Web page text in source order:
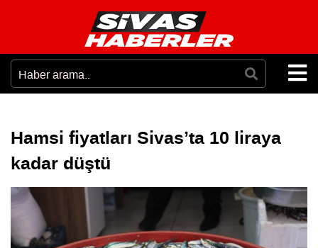
Hamsi fiyatları Sivas’ta 10 liraya
kadar düştü